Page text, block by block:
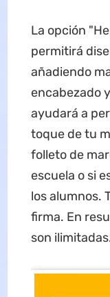
La opción
permitirá
añadiendo
encabezado
ayudará a
toque de tu
folleto de
escuela o si
los alumnos.
firma. En
son